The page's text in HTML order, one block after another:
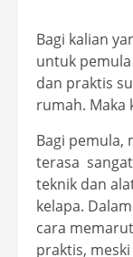
Bagi kalian
untuk
dan praktis
rumah. Maka
Bagi pemula,
terasa
teknik dan
kelapa.
cara
praktis,